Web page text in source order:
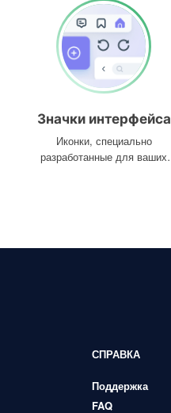
Значки интерфейса
Иконки, специально
разработанные для ваших
СПРАВКА
Поддержка
FAQ